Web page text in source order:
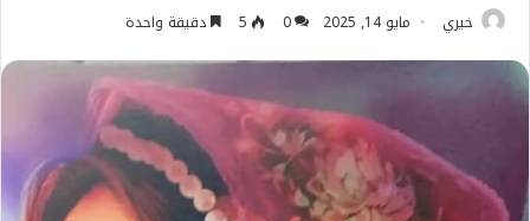
خيري مايو 14, 2025 0
5 دقيقة واحدة